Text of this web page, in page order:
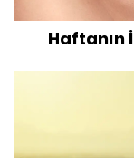
Haftanın